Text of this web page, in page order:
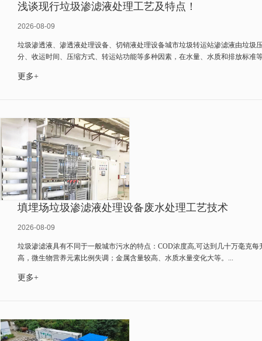
浅谈现行垃圾渗滤液处理工艺及特点！
2026-08-09
垃圾渗透液、渗透液处理设备、切销液处理设备城市垃圾转运站渗滤液由垃
分、收运时间、压缩方式、转运站功能等多种因素，在水量、水质和排放标准
更多+
填埋场垃圾渗滤液处理设备废水处理工艺技术
2026-08-09
垃圾渗滤液具有不同于一般城市污水的特点：COD浓度高,可达到几十万毫克
高，微生物营养元素比例失调；金属含量较高、水质水量变化大等。...
更多+